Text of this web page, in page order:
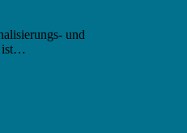
und
ist…